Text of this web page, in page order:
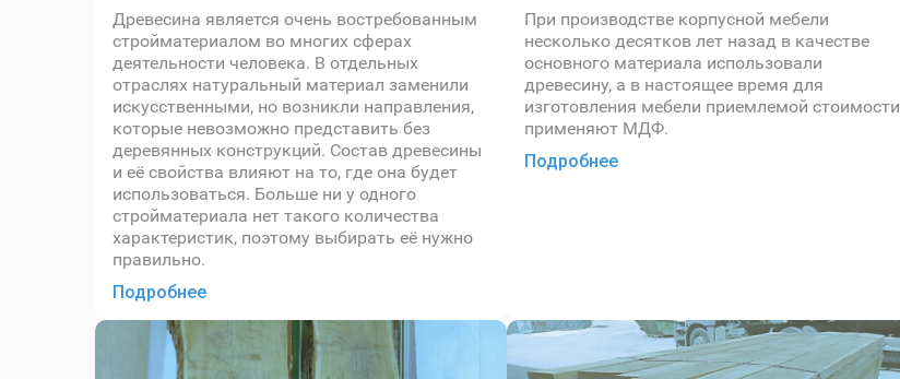
Древесина является очень востребованным
стройматериалом во многих сферах
деятельности человека. В отдельных
отраслях натуральный материал заменили
искусственными, но возникли направления,
которые невозможно представить без
деревянных конструкций. Состав древесины
и её свойства влияют на то, где она будет
использоваться. Больше ни у одного
стройматериала нет такого количества
характеристик, поэтому выбирать её нужно
правильно.
Подробнее
При производстве корпусной мебели
несколько десятков лет назад в качестве
основного материала использовали
древесину, а в настоящее время для
изготовления мебели приемлемой стоимости
применяют МДФ.
Подробнее